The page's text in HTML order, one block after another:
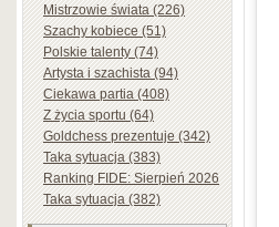
Mistrzowie świata (226)
Szachy kobiece (51)
Polskie talenty (74)
Artysta i szachista (94)
Ciekawa partia (408)
Z życia sportu (64)
Goldchess prezentuje (342)
Taka sytuacja (383)
Ranking FIDE: Sierpień 2026
Taka sytuacja (382)